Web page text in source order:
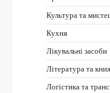
Культура та
Кухня
Лікувальні засоби
Література та
Логістика та